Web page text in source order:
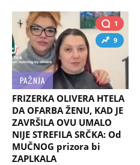
1
9
PAŽNJA
FRIZERKA OLIVERA HTELA
DA OFARBA ŽENU, KAD JE
ZAVRŠILA OVU UMALO
NIJE STREFILA SRČKA: Od
MUČNOG prizora bi
ZAPLKALA